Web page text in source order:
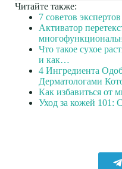
Читайте также:
7 советов
Активатор
Что такое сухое
и как…
4 Ингредиента
Дерматологами
Как избавиться от
Уход за кожей 101: